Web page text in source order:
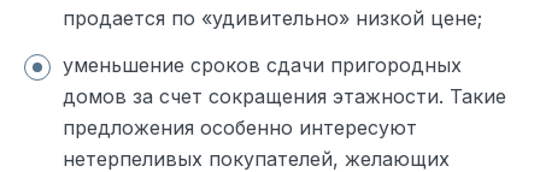
продается по «удивительно» низкой цене;
уменьшение сроков сдачи пригородных
домов за счет сокращения этажности. Такие
предложения особенно интересуют
нетерпеливых покупателей, желающих